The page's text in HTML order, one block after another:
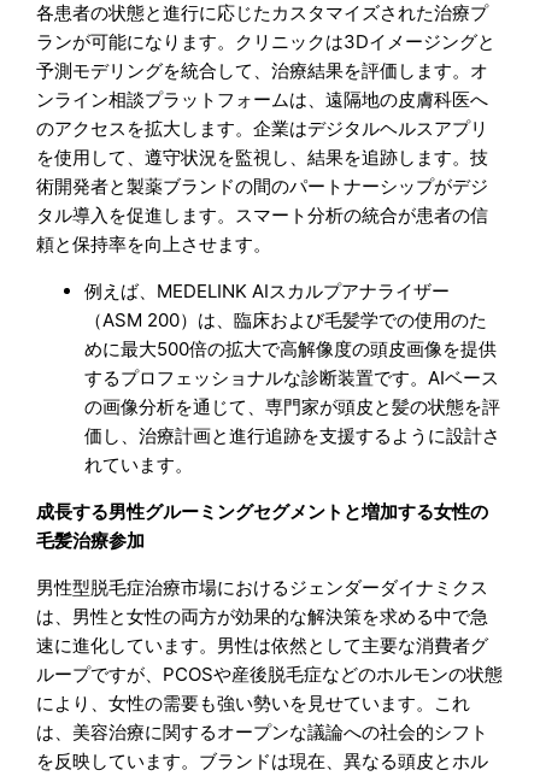
各患者の状態と進行に応じたカスタマイズされた治療プ
ランが可能になります。クリニックは3Dイメージングと
予測モデリングを統合して、治療結果を評価します。オ
ンライン相談プラットフォームは、遠隔地の皮膚科医へ
のアクセスを拡大します。企業はデジタルヘルスアプリ
を使用して、遵守状況を監視し、結果を追跡します。技
術開発者と製薬ブランドの間のパートナーシップがデジ
タル導入を促進します。スマート分析の統合が患者の信
頼と保持率を向上させます。
例えば、MEDELINK AIスカルプアナライザー
（ASM 200）は、臨床および毛髪学での使用のた
めに最大500倍の拡大で高解像度の頭皮画像を提供
するプロフェッショナルな診断装置です。AIベース
の画像分析を通じて、専門家が頭皮と髪の状態を評
価し、治療計画と進行追跡を支援するように設計さ
れています。
成長する男性グルーミングセグメントと増加する女性の
毛髪治療参加
男性型脱毛症治療市場におけるジェンダーダイナミクス
は、男性と女性の両方が効果的な解決策を求める中で急
速に進化しています。男性は依然として主要な消費者グ
ループですが、PCOSや産後脱毛症などのホルモンの状態
により、女性の需要も強い勢いを見せています。これ
は、美容治療に関するオープンな議論への社会的シフト
を反映しています。ブランドは現在、異なる頭皮とホル